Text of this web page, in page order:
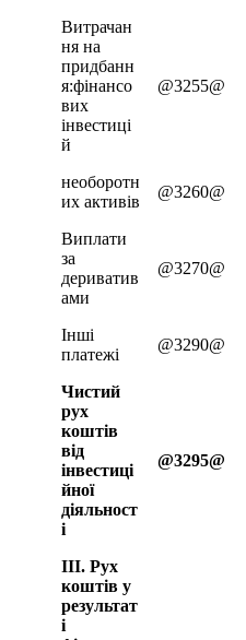
Витрачан
ня на
придбанн
я:фінансо
вих
інвестиці
й
@3255@
необоротн
их активів
@3260@
Виплати
за
дериватив
ами
@3270@
Інші
платежі
@3290@
Чистий
рух
коштів
від
інвестиці
йної
діяльност
і
@3295@
ІІІ. Рух
коштів у
результат
і